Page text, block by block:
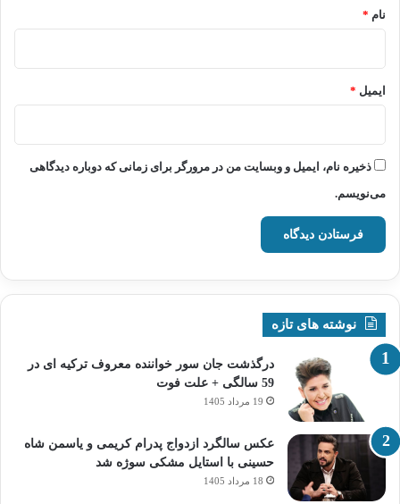
نام *
ایمیل *
ذخیره نام، ایمیل و وبسایت من در مرورگر برای زمانی که دوباره دیدگاهی
می‌نویسم.
نوشته های تازه
درگذشت جان سور خواننده معروف ترکیه ای در
59 سالگی + علت فوت
19 مرداد 1405
عکس سالگرد ازدواج پدرام کریمی و یاسمن شاه‌
حسینی با استایل مشکی سوژه شد
18 مرداد 1405